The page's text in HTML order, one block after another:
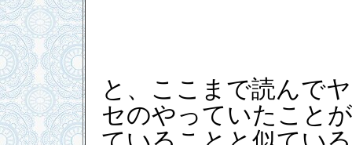
と、ここまで読んで
セのやっていたこと